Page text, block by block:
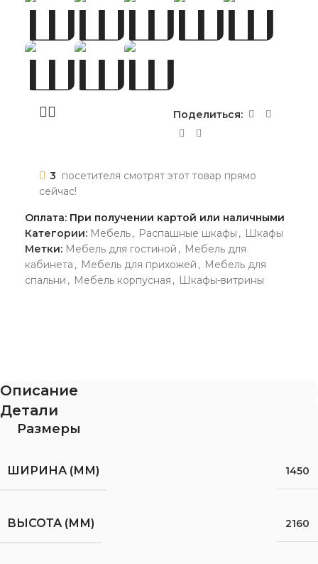
Поделиться:
3 посетителя смотрят этот товар прямо
сейчас!
Оплата: При получении картой или наличными
Категории: Мебель, Распашные шкафы , Шкафы
Метки: Мебель для гостиной , Мебель для
кабинета , Мебель для прихожей , Мебель для
спальни , Мебель корпусная , Шкафы-витрины
Описание
Детали
Размеры
ШИРИНА (ММ) 1450
ВЫСОТА (ММ) 2160